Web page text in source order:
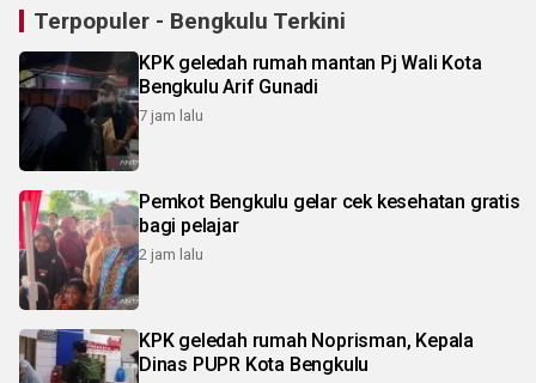
Terpopuler - Bengkulu Terkini
KPK geledah rumah mantan Pj Wali Kota
Bengkulu Arif Gunadi
7 jam lalu
Pemkot Bengkulu gelar cek kesehatan gratis
bagi pelajar
2 jam lalu
KPK geledah rumah Noprisman, Kepala
Dinas PUPR Kota Bengkulu